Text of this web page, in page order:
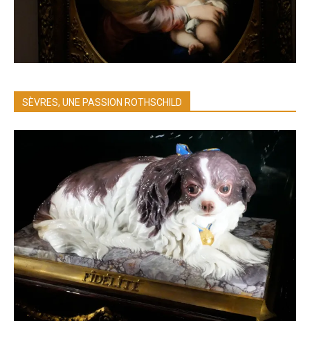
SÈVRES, UNE PASSION ROTHSCHILD